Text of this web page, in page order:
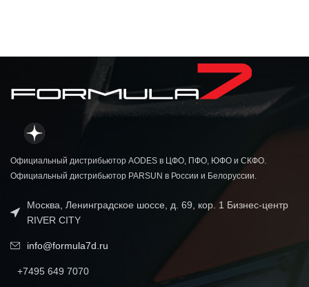
Официальный дистрибьютор AODES в ЦФО, ПФО, ЮФО и СКФО.
Официальный дистрибьютор PARSUN в России и Белоруссии.
Москва, Ленинградское шоссе, д. 69, кор. 1 Бизнес-центр
RIVER CITY
info@formula7d.ru
+7495 649 7070